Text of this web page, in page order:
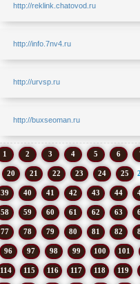
http://reklink.chatovod.ru
http://info.7nv4.ru
http://urvsp.ru
http://buxseoman.ru
1 2 3 4 5 6
20 21 22 23 24 25
39 40 41 42 43 44
58 59 60 61 62 63
77 78 79 80 81 82
96 97 98 99 100 101
114 115 116 117 118 119